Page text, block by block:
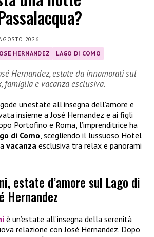
2026
HERNANDEZ LAGO DI COMO
Hernandez, estate da innamorati sul
famiglia e vacanza esclusiva.
un’estate all’insegna dell’amore e
insieme a José Hernandez e ai figli
Portofino e Roma, l’imprenditrice ha
di Como, scegliendo il lussuoso Hotel
vacanza esclusiva tra relax e panorami
estate d’amore sul Lago di
Hernandez
è un’estate all’insegna della serenità
relazione con José Hernandez. Dopo